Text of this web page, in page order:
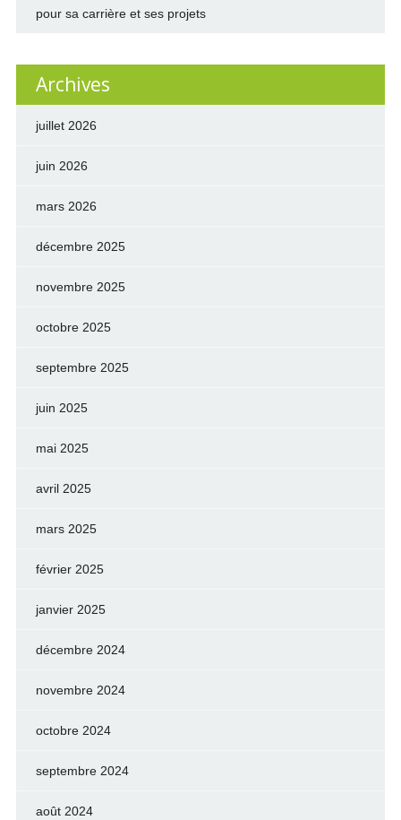
pour sa carrière et ses projets
Archives
juillet 2026
juin 2026
mars 2026
décembre 2025
novembre 2025
octobre 2025
septembre 2025
juin 2025
mai 2025
avril 2025
mars 2025
février 2025
janvier 2025
décembre 2024
novembre 2024
octobre 2024
septembre 2024
août 2024